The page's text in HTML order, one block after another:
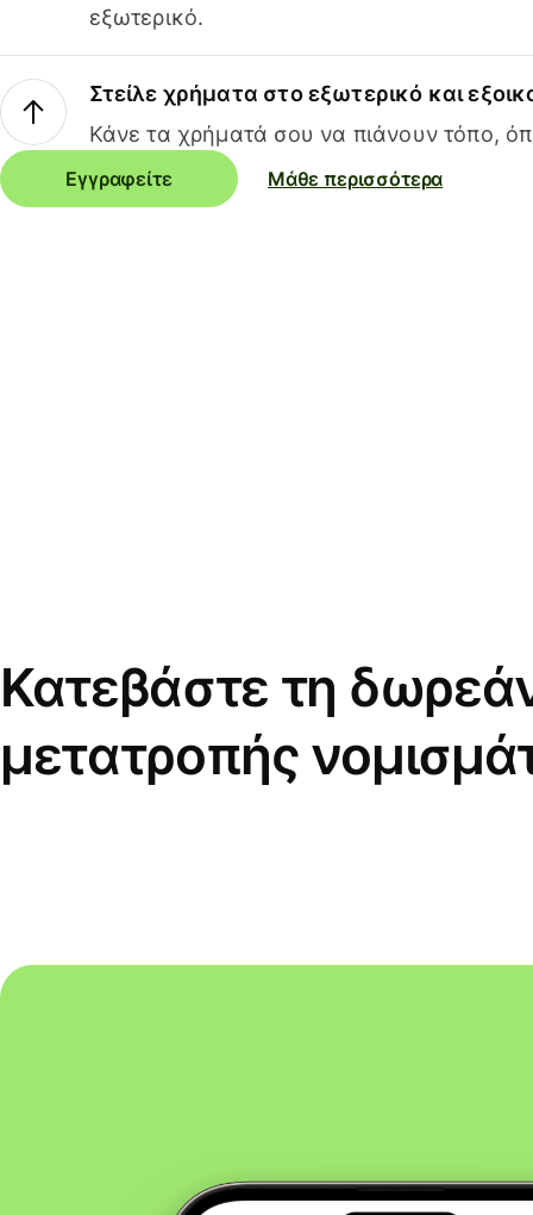
εξωτερικό.
Στείλε χρήματα στο εξωτερικό και
Κάνε τα χρήματά σου να πιάνουν τόπο,
Εγγραφείτε Μάθε περισσότερα
Κατεβάστε τη
μετατροπής